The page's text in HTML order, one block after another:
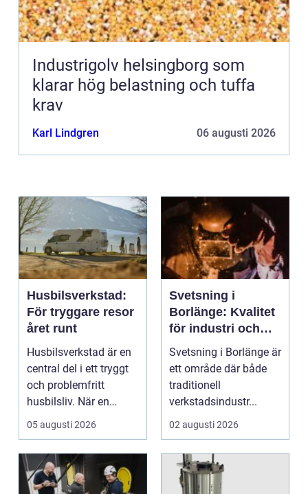
Industrigolv helsingborg som
klarar hög belastning och tuffa
krav
Karl Lindgren 06 augusti 2026
Husbilsverkstad:
För tryggare resor
året runt
Husbilsverkstad är en
central del i ett tryggt
och problemfritt
husbilsliv. När en
husbil ...
05 augusti 2026
Svetsning i
Borlänge: Kvalitet
för industri och
konstruktion
Svetsning i Borlänge är
ett område där både
traditionell
verkstadsindustr...
02 augusti 2026